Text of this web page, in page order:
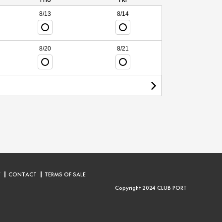
8/13 8/14
8/20 8/21
CONTACT
TERMS OF SALE
Copyright 2024 CLUB PORT